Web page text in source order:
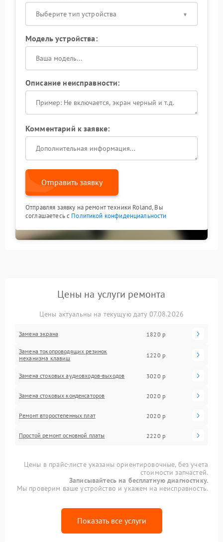
Выберите тип устройства
Модель устройства:
Описание неисправности:
Комментарий к заявке:
Отправить заявку
Отправляя заявку на ремонт техники Roland, Вы
соглашаетесь с Политикой конфиденциальности
Цены на услуги ремонта
Цены актуальны на текущую дату 07.08.2026
Замена экрана 1820 р
Замена токопроводящих резинок
механизма клавиш
1220 р
Замена стоковых аудиовходов-выходов 3020 р
Замена стоковых конденсаторов 2020 р
Ремонт второстепенных плат 2020 р
Простой ремонт основной платы 2220 р
Цены в прайс-листе указаны ориентировочные, без учета
стоимости запчастей.
Записывайтесь на бесплатную диагностику.
Мы проверим ваше устройство и укажем на неисправность.
Показать все услуги